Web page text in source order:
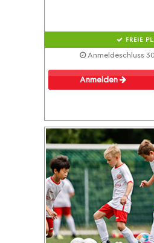
FREIE
Anmeldeschluss
Anmelden